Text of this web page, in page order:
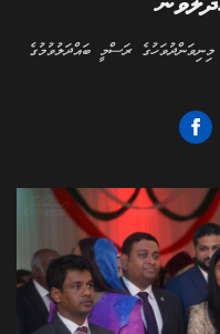
2018: ދިވެހި ރާއްޖޭގެ 53 ވަނަ މިނިވަންދުވަހުގެ ރަސްމީ ބައްދަލުވުމުގެ